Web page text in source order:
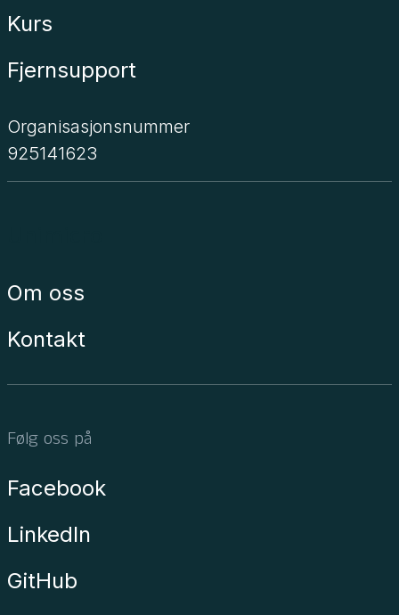
Kurs
Fjernsupport
Organisasjonsnummer
925141623
Om oss
Kontakt
Følg oss på
Facebook
LinkedIn
GitHub